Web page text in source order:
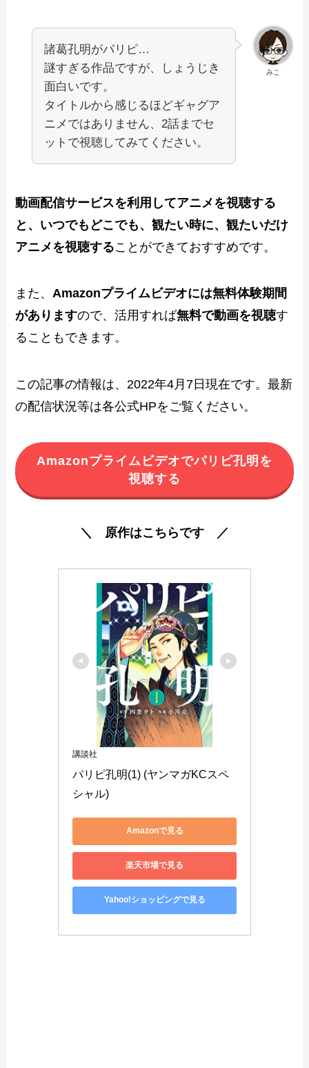
みこ
諸葛孔明がパリピ…
謎すぎる作品ですが、しょうじき
面白いです。
タイトルから感じるほどギャグア
ニメではありません、2話までセ
ットで視聴してみてください。
動画配信サービスを利用してアニメを視聴する
と、いつでもどこでも、観たい時に、観たいだけ
アニメを視聴することができておすすめです。
また、Amazonプライムビデオには無料体験期間
がありますので、活用すれば無料で動画を視聴す
ることもできます。
この記事の情報は、2022年4月7日現在です。最新
の配信状況等は各公式HPをご覧ください。
Amazonプライムビデオでパリピ孔明を
視聴する
＼ 原作はこちらです ／
講談社
パリピ孔明(1) (ヤンマガKCスペ
シャル)
Amazonで見る
楽天市場で見る
Yahoo!ショッピングで見る